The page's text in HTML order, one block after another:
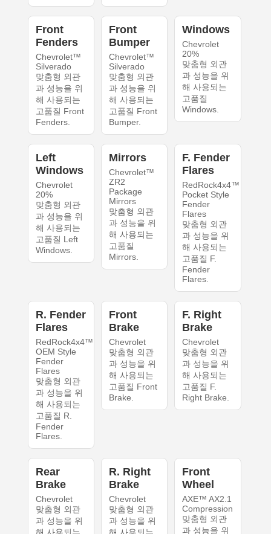
Front
Fenders
Chevrolet™
Silverado
맞춤형 외관
과 성능을 위
해 사용되는
고품질 Front
Fenders.
Front
Bumper
Chevrolet™
Silverado
맞춤형 외관
과 성능을 위
해 사용되는
고품질 Front
Bumper.
Windows
Chevrolet
20%
맞춤형 외관
과 성능을 위
해 사용되는
고품질
Windows.
Left
Windows
Chevrolet
20%
맞춤형 외관
과 성능을 위
해 사용되는
고품질 Left
Windows.
Mirrors
Chevrolet™
ZR2
Package
Mirrors
맞춤형 외관
과 성능을 위
해 사용되는
고품질
Mirrors.
F. Fender
Flares
RedRock4x4™
Pocket Style
Fender
Flares
맞춤형 외관
과 성능을 위
해 사용되는
고품질 F.
Fender
Flares.
R. Fender
Flares
RedRock4x4™
OEM Style
Fender
Flares
맞춤형 외관
과 성능을 위
해 사용되는
고품질 R.
Fender
Flares.
Front
Brake
Chevrolet
맞춤형 외관
과 성능을 위
해 사용되는
고품질 Front
Brake.
F. Right
Brake
Chevrolet
맞춤형 외관
과 성능을 위
해 사용되는
고품질 F.
Right Brake.
Rear
Brake
Chevrolet
맞춤형 외관
과 성능을 위
R. Right
Brake
Chevrolet
맞춤형 외관
과 성능을 위
Front
Wheel
AXE™ AX2.1
Compression
맞춤형 외관
과 성능을 위